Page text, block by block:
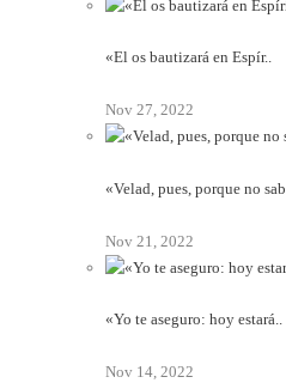
«El os bautizará en Espír..
Nov 27, 2022
«Velad, pues, porque no sab..
Nov 21, 2022
«Yo te aseguro: hoy estará..
Nov 14, 2022